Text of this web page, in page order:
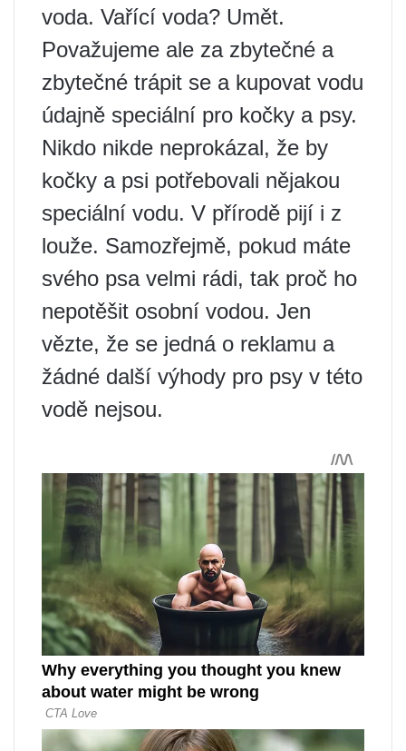
voda. Vařící voda? Umět.
Považujeme ale za zbytečné a
zbytečné trápit se a kupovat vodu
údajně speciální pro kočky a psy.
Nikdo nikde neprokázal, že by
kočky a psi potřebovali nějakou
speciální vodu. V přírodě pijí i z
louže. Samozřejmě, pokud máte
svého psa velmi rádi, tak proč ho
nepotěšit osobní vodou. Jen
vězte, že se jedná o reklamu a
žádné další výhody pro psy v této
vodě nejsou.